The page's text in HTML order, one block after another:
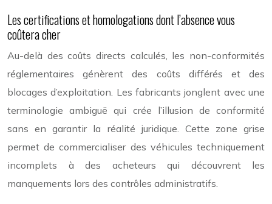
Les certifications et homologations dont l’absence vous
coûtera cher
Au-delà des coûts directs calculés, les non-conformités
réglementaires génèrent des coûts différés et des
blocages d’exploitation. Les fabricants jonglent avec une
terminologie ambiguë qui crée l’illusion de conformité
sans en garantir la réalité juridique. Cette zone grise
permet de commercialiser des véhicules techniquement
incomplets à des acheteurs qui découvrent les
manquements lors des contrôles administratifs.